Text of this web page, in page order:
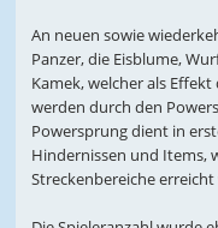
An neuen sowie
Panzer, die Eisblume,
Kamek, welcher als
werden durch den
Powersprung dient in
Hindernissen und Items,
Streckenbereiche